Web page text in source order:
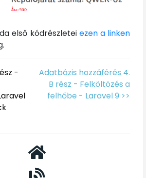
első kódrészletei ezen a linken
-
Adatbázis hozzáférés 4.
B rész - Felköltözés a
felhőbe - Laravel 9 >>